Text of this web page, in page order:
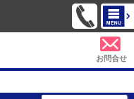
お問合せ